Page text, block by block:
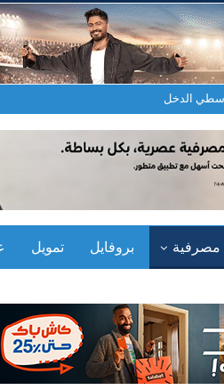
مصرفية بروفايل تمويل